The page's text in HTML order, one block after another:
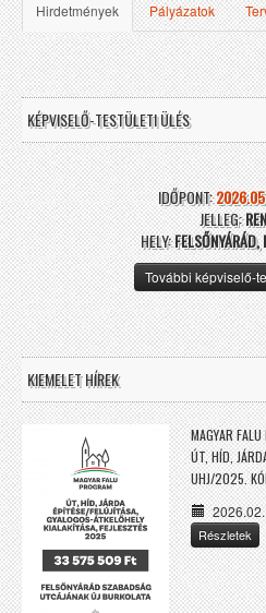
Hirdetmények Pályázatok
KÉPVISELŐ-TESTÜLETI ÜLÉS
IDŐPONT:
JELLEG:
HELY:
További képviselő-
KIEMELET HÍREK
MAGYAR
ÚT, HÍD,
UHJ/2025.
Részletek